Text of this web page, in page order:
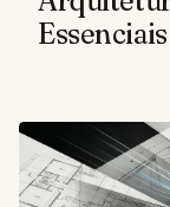
Essenciais